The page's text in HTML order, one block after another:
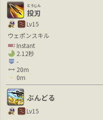
投刃
とうじん
Lv15
ウェポンスキル
Instant
2.12秒
-
20m
0m
ぶんどる
Lv15